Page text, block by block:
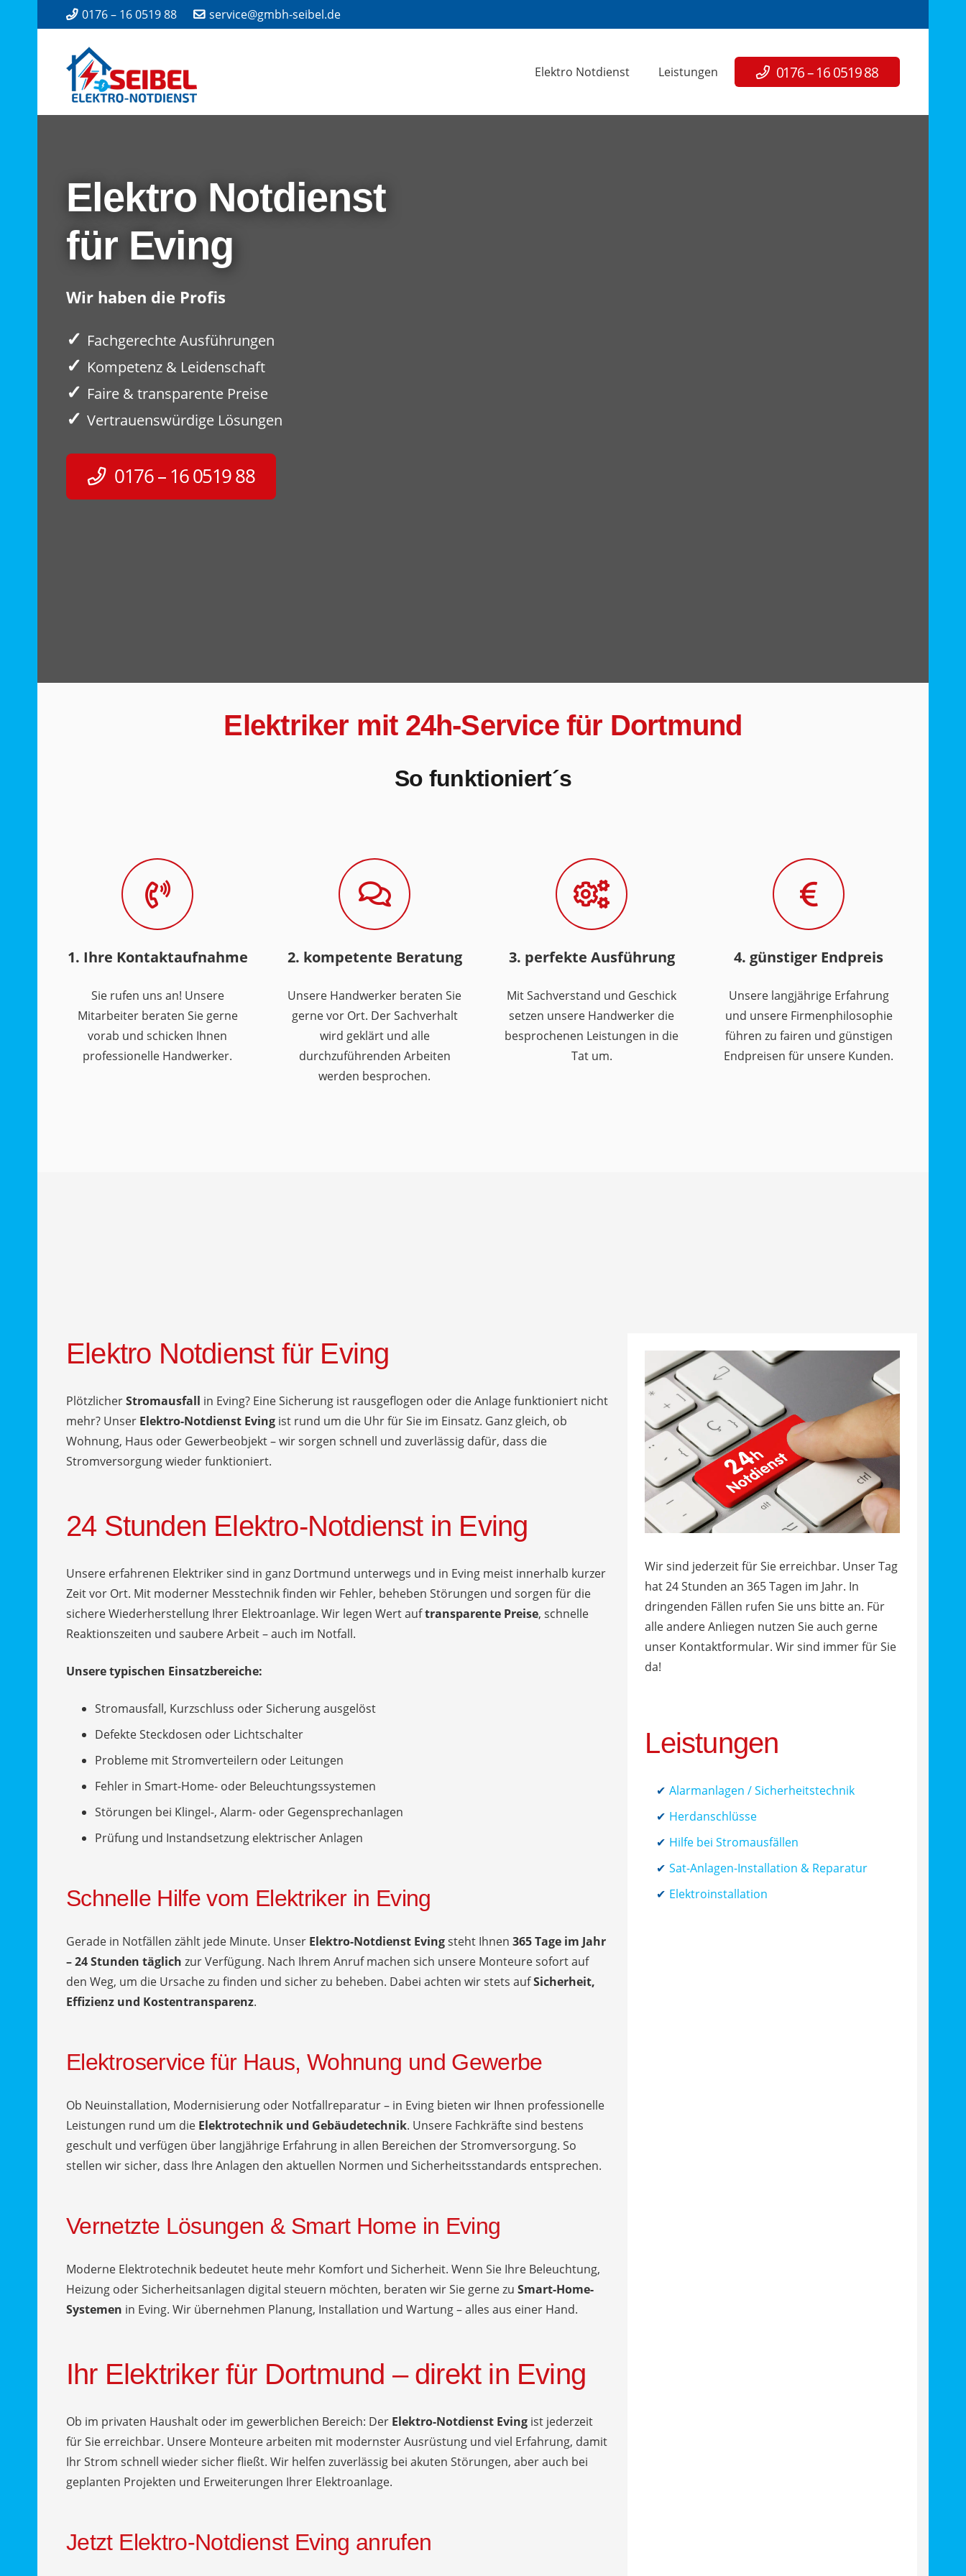
0176 – 16 0519 88 service@gmbh-seibel.de
Elektro Notdienst Leistungen 0176 – 16 0519 88
Elektro Notdienst
für Eving
Wir haben die Profis
✓ Fachgerechte Ausführungen
✓ Kompetenz & Leidenschaft
✓ Faire & transparente Preise
✓ Vertrauenswürdige Lösungen
0176 – 16 0519 88
Elektriker mit 24h-Service für Dortmund
So funktioniert´s
1. Ihre Kontaktaufnahme
Sie rufen uns an! Unsere
Mitarbeiter beraten Sie gerne
vorab und schicken Ihnen
professionelle Handwerker.
2. kompetente Beratung
Unsere Handwerker beraten Sie
gerne vor Ort. Der Sachverhalt
wird geklärt und alle
durchzuführenden Arbeiten
werden besprochen.
3. perfekte Ausführung
Mit Sachverstand und Geschick
setzen unsere Handwerker die
besprochenen Leistungen in die
Tat um.
4. günstiger Endpreis
Unsere langjährige Erfahrung
und unsere Firmenphilosophie
führen zu fairen und günstigen
Endpreisen für unsere Kunden.
Elektro Notdienst für Eving
PlötzlicherStromausfall in Eving? Eine Sicherung ist rausgeflogen oder die Anlage funktioniert nicht
mehr? Unser Elektro-Notdienst Eving ist rund um die Uhr für Sie im Einsatz. Ganz gleich, ob
Wohnung, Haus oder Gewerbeobjekt – wir sorgen schnell und zuverlässig dafür, dass die
Stromversorgung wieder funktioniert.
24 Stunden Elektro-Notdienst in Eving
Unsere erfahrenen Elektriker sind in ganz Dortmund unterwegs und in Eving meist innerhalb kurzer
Zeit vor Ort. Mit moderner Messtechnik finden wir Fehler, beheben Störungen und sorgen für die
sichere Wiederherstellung Ihrer Elektroanlage. Wir legen Wert auftransparente Preise, schnelle
Reaktionszeiten und saubere Arbeit – auch im Notfall.
Unsere typischen Einsatzbereiche:
Stromausfall, Kurzschluss oder Sicherung ausgelöst
Defekte Steckdosen oder Lichtschalter
Probleme mit Stromverteilern oder Leitungen
Fehler in Smart-Home- oder Beleuchtungssystemen
Störungen bei Klingel-, Alarm- oder Gegensprechanlagen
Prüfung und Instandsetzung elektrischer Anlagen
Schnelle Hilfe vom Elektriker in Eving
Gerade in Notfällen zählt jede Minute. Unser Elektro-Notdienst Evingsteht Ihnen 365 Tage im Jahr
– 24 Stunden täglich zur Verfügung. Nach Ihrem Anruf machen sich unsere Monteure sofort auf
den Weg, um die Ursache zu finden und sicher zu beheben. Dabei achten wir stets aufSicherheit,
Effizienz und Kostentransparenz.
Elektroservice für Haus, Wohnung und Gewerbe
Ob Neuinstallation, Modernisierung oder Notfallreparatur – in Eving bieten wir Ihnen professionelle
Leistungen rund um die Elektrotechnik und Gebäudetechnik. Unsere Fachkräfte sind bestens
geschult und verfügen über langjährige Erfahrung in allen Bereichen der Stromversorgung. So
stellen wir sicher, dass Ihre Anlagen den aktuellen Normen und Sicherheitsstandards entsprechen.
Vernetzte Lösungen & Smart Home in Eving
Moderne Elektrotechnik bedeutet heute mehr Komfort und Sicherheit. Wenn Sie Ihre Beleuchtung,
Heizung oder Sicherheitsanlagen digital steuern möchten, beraten wir Sie gerne zu Smart-Home-
Systemen in Eving. Wir übernehmen Planung, Installation und Wartung – alles aus einer Hand.
Ihr Elektriker für Dortmund – direkt in Eving
Ob im privaten Haushalt oder im gewerblichen Bereich: Der Elektro-Notdienst Eving ist jederzeit
für Sie erreichbar. Unsere Monteure arbeiten mit modernster Ausrüstung und viel Erfahrung, damit
Ihr Strom schnell wieder sicher fließt. Wir helfen zuverlässig bei akuten Störungen, aber auch bei
geplanten Projekten und Erweiterungen Ihrer Elektroanlage.
Jetzt Elektro-Notdienst Eving anrufen
Wir sind jederzeit für Sie erreichbar. Unser Tag
hat 24 Stunden an 365 Tagen im Jahr. In
dringenden Fällen rufen Sie uns bitte an. Für
alle andere Anliegen nutzen Sie auch gerne
unser Kontaktformular. Wir sind immer für Sie
da!
Leistungen
Alarmanlagen / Sicherheitstechnik
Herdanschlüsse
Hilfe bei Stromausfällen
Sat-Anlagen-Installation & Reparatur
Elektroinstallation